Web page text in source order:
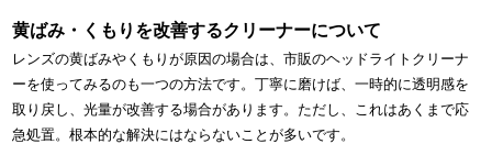
黄ばみ・くもりを改善するクリーナーについて
レンズの黄ばみやくもりが原因の場合は、市販のヘッドライトクリーナ
ーを使ってみるのも一つの方法です。丁寧に磨けば、一時的に透明感を
取り戻し、光量が改善する場合があります。ただし、これはあくまで応
急処置。根本的な解決にはならないことが多いです。